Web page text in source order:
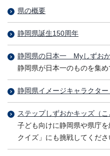
県の概要
静岡県誕生150周年
静岡県の日本一 Myしずお
静岡県が日本一のものを集め
静岡県イメージキャラクター
ステップしずおかキッズ（こ
子ども向けに静岡県や県庁
クイズ」にも挑戦してくださ